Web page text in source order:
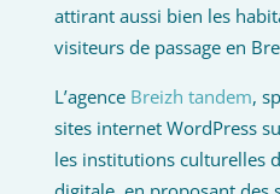
attirant aussi bien les
visiteurs de passage en
L’agence Breizh tandem,
sites internet WordPress
les institutions culturelles